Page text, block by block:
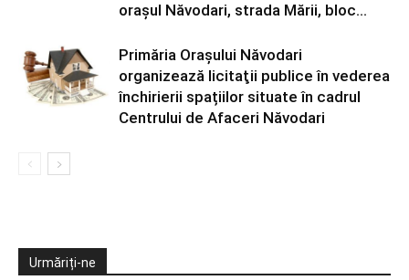
orașul Năvodari, strada Mării, bloc...
Primăria Orașului Năvodari
organizează licitaţii publice în vederea
închirierii spațiilor situate în cadrul
Centrului de Afaceri Năvodari
Urmăriți-ne